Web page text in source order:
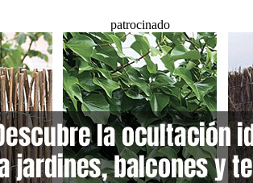
patrocinado